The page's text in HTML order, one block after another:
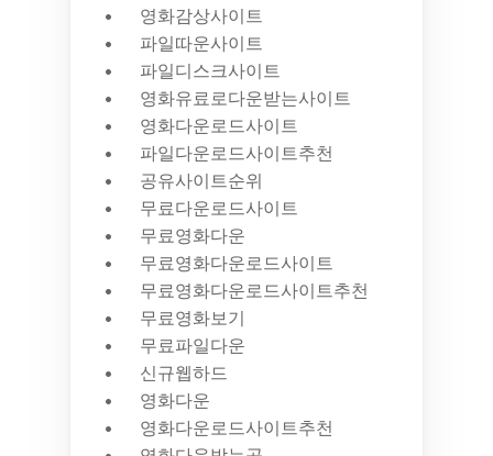
영화감상사이트
파일따운사이트
파일디스크사이트
영화유료로다운받는사이트
영화다운로드사이트
파일다운로드사이트추천
공유사이트순위
무료다운로드사이트
무료영화다운
무료영화다운로드사이트
무료영화다운로드사이트추천
무료영화보기
무료파일다운
신규웹하드
영화다운
영화다운로드사이트추천